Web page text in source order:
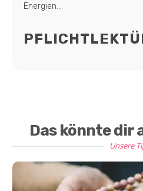
Energien...
Das könnte dir
Unsere